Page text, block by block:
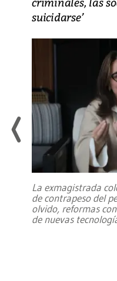
suicidarse’
La exmagistrada
de contrapeso del
olvido, reformas
de nuevas